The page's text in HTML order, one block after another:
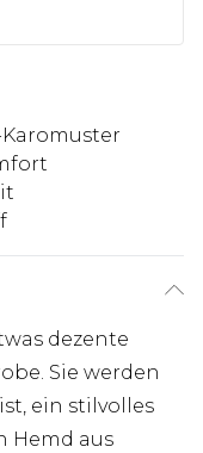
dezente
Sie werden
ein stilvolles
Hemd aus